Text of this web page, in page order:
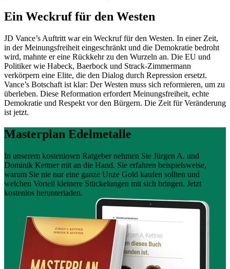
Ein Weckruf für den Westen
JD Vance’s Auftritt war ein Weckruf für den Westen. In einer Zeit,
in der Meinungsfreiheit eingeschränkt und die Demokratie bedroht
wird, mahnte er eine Rückkehr zu den Wurzeln an. Die EU und
Politiker wie Habeck, Baerbock und Strack-Zimmermann
verkörpern eine Elite, die den Dialog durch Repression ersetzt.
Vance’s Botschaft ist klar: Der Westen muss sich reformieren, um zu
überleben. Diese Reformation erfordert Meinungsfreiheit, echte
Demokratie und Respekt vor den Bürgern. Die Zeit für Veränderung
ist jetzt.
Masterplan Edelmetalle
In unserem kostenlosen Ratgeber nehmen Sie Jürgen A. und
Dominik Kettner mit an die Hand. Sie erfahren beispielsweise,
warum Sie nie nur eine ganze Unze Gold kaufen sollten und
welchen Vorteil kleinere Stückelungen mit sich bringen. Jetzt
kostenlos herunterladen.